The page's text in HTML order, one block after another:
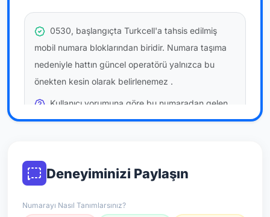
0530, başlangıçta Turkcell'a tahsis edilmiş
mobil numara bloklarından biridir. Numara taşıma
nedeniyle hattın güncel operatörü yalnızca bu
önekten kesin olarak belirlenemez .
Kullanıcı yorumuna göre bu numaradan gelen
çağrılaradaha az temkinli yaklaşılabilirönerilir; bu
resmi doğrulama niteliği taşımaz.
*Not: Değerlendirmeler onaylı kullanıcı yorumlarına göre
Deneyiminizi Paylaşın
Numarayı Nasıl Tanımlarsınız?